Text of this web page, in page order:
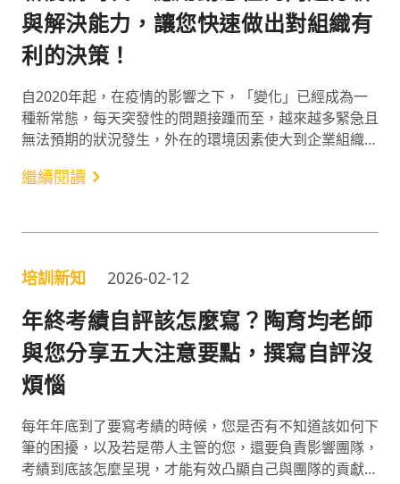
與解決能力，讓您快速做出對組織有
利的決策！
自2020年起，在疫情的影響之下，「變化」已經成為一
種新常態，每天突發性的問題接踵而至，越來越多緊急且
無法預期的狀況發生，外在的環境因素使大到企業組織、
的問題，也就是彭建文老師所說的「動態性問題」。
繼續閱讀
培訓新知 2026-02-12
年終考績自評該怎麼寫？陶育均老師
與您分享五大注意要點，撰寫自評沒
煩惱
每年年底到了要寫考績的時候，您是否有不知道該如何下
筆的困擾，以及若是帶人主管的您，還要負責影響團隊，
考績到底該怎麼呈現，才能有效凸顯自己與團隊的貢獻